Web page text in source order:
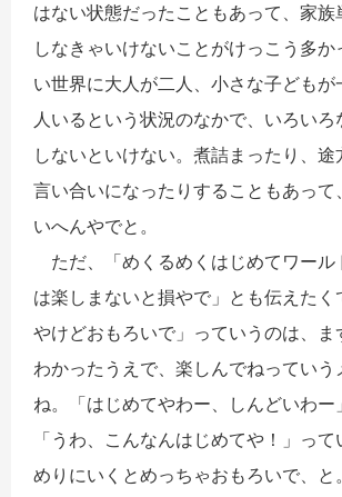
はない状態だったこともあって、家
しなきゃいけないことがけっこう多
い世界に大人が二人、小さな子どもが
人いるという状況のなかで、いろい
しないといけない。煮詰まったり、途
言い合いになったりすることもあって
いへんやでと。
ただ、「めくるめくはじめてワール
は楽しまないと損やで」とも伝えたく
やけどおもろいで」っていうのは、ま
わかったうえで、楽しんでねっていう
ね。「はじめてやわー、しんどいわー
「うわ、こんなんはじめてや！」っ
めりにいくとめっちゃおもろいで、と。